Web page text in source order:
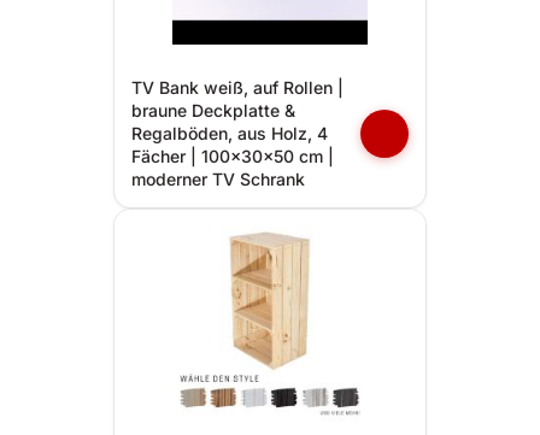
TV Bank weiß, auf Rollen |
braune Deckplatte &
Regalböden, aus Holz, 4
Fächer | 100x30x50 cm |
moderner TV Schrank